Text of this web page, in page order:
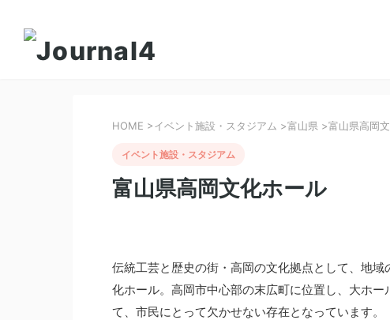
HOME >イベント施設・スタジアム >富山県 >富山県高岡
イベント施設・スタジアム
富山県高岡文化ホール
伝統工芸と歴史の街・高岡の文化拠点として、地
化ホール。高岡市中心部の末広町に位置し、大ホ
て、市民にとって欠かせない存在となっています。